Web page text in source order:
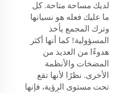
لديك مساحة متاحة. كل
ما عليك فعله هو نسيانها
وترك المجمع يأخذ
المسؤولية! كما أنها أكثر
هدوءًا من العديد من
المضخات والأنظمة
الأخرى. نظرًا لأنها تقع
تحت مستوى الرؤية، فإنها